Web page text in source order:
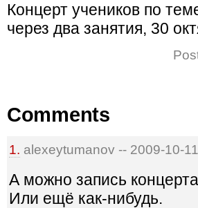
Концерт учеников по
через два занятия, 30
Comments
1. alexeytumanov -- 2009-10-
А можно запись
Или ещё как-нибудь.